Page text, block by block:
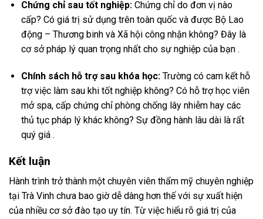
Chứng chỉ sau tốt nghiệp:Chứng chỉ do đơn vị nào
cấp? Có giá trị sử dụng trên toàn quốc và được Bộ Lao
động – Thương binh và Xã hội công nhận không? Đây là
cơ sở pháp lý quan trọng nhất cho sự nghiệp của bạn .
Chính sách hỗ trợ sau khóa học:Trường có cam kết hỗ
trợ việc làm sau khi tốt nghiệp không? Có hỗ trợ học viên
mở spa, cấp chứng chỉ phòng chống lây nhiễm hay các
thủ tục pháp lý khác không? Sự đồng hành lâu dài là rất
quý giá .
Kết luận
Hành trình trở thành một chuyên viên thẩm mỹ chuyên nghiệp
tại Trà Vinh chưa bao giờ dễ dàng hơn thế với sự xuất hiện
của nhiều cơ sở đào tạo uy tín. Từ việc hiểu rõ giá trị của